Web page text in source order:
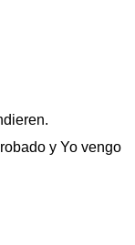
y Yo vengo